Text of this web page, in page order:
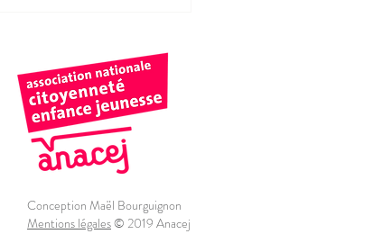
Conception Maël Bourguignon
Mentions légales© 2019 Anacej